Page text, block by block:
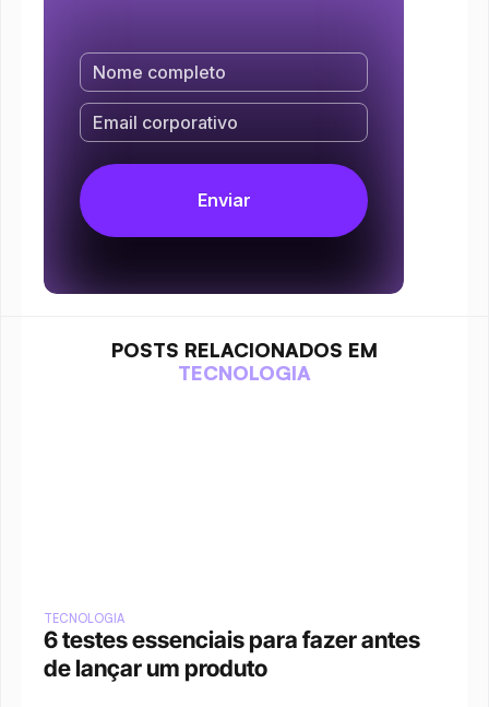
POSTS RELACIONADOS EM
TECNOLOGIA
TECNOLOGIA
6 testes essenciais para fazer antes
de lançar um produto